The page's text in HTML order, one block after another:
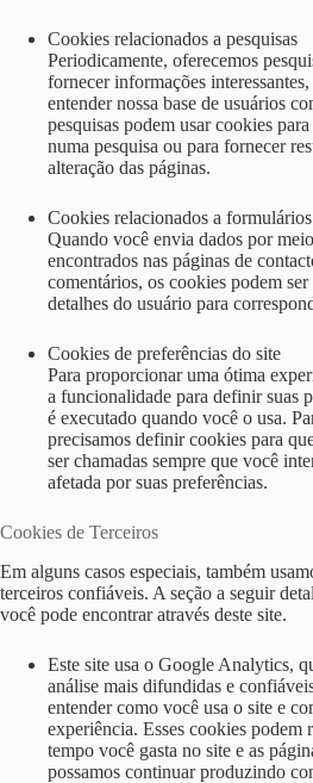
Cookies relacionados a pesquisas
Periodicamente, oferecemos
fornecer informações
entender nossa base de usuários
pesquisas podem usar cookies
numa pesquisa ou para fornecer
alteração das páginas.
Cookies relacionados a formulários
Quando você envia dados por
encontrados nas páginas de
comentários, os cookies podem
detalhes do usuário para
Cookies de preferências do site
Para proporcionar uma ótima
a funcionalidade para definir suas
é executado quando você o usa.
precisamos definir cookies para
ser chamadas sempre que você
afetada por suas preferências.
Cookies de Terceiros
Em alguns casos especiais, também
terceiros confiáveis. A seção a seguir
você pode encontrar através deste site.
Este site usa o Google Analytics,
análise mais difundidas e
entender como você usa o site e
experiência. Esses cookies podem
tempo você gasta no site e as
possamos continuar produzindo